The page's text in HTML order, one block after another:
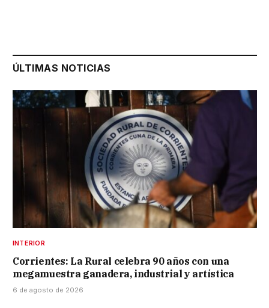
ÚLTIMAS NOTICIAS
INTERIOR
Corrientes: La Rural celebra 90 años con una
megamuestra ganadera, industrial y artística
6 de agosto de 2026